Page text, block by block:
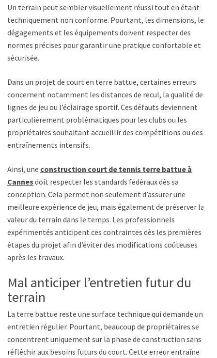
Un terrain peut sembler visuellement réussi tout en étant
techniquement non conforme. Pourtant, les dimensions, les
dégagements et les équipements doivent respecter des
normes précises pour garantir une pratique confortable et
sécurisée.
Dans un projet de court en terre battue, certaines erreurs
concernent notamment les distances de recul, la qualité des
lignes de jeu ou l’éclairage sportif. Ces défauts deviennent
particulièrement problématiques pour les clubs ou les
propriétaires souhaitant accueillir des compétitions ou des
entraînements intensifs.
Ainsi, une construction court de tennis terre battue à
Cannes doit respecter les standards fédéraux dès sa
conception. Cela permet non seulement d’assurer une
meilleure expérience de jeu, mais également de préserver la
valeur du terrain dans le temps. Les professionnels
expérimentés anticipent ces contraintes dès les premières
étapes du projet afin d’éviter des modifications coûteuses
après les travaux.
Mal anticiper l’entretien futur du
terrain
La terre battue reste une surface technique qui demande un
entretien régulier. Pourtant, beaucoup de propriétaires se
concentrent uniquement sur la phase de construction sans
réfléchir aux besoins futurs du court. Cette erreur entraîne